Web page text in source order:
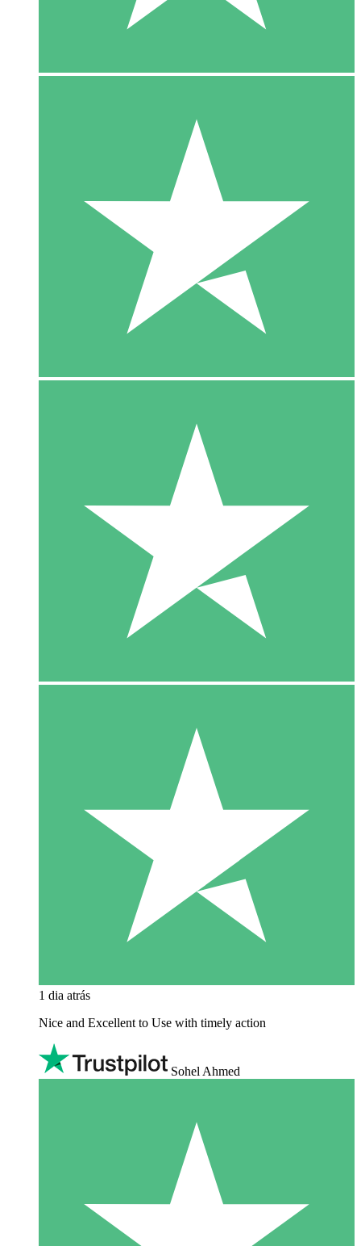
1 dia atrás
Nice and Excellent to Use with timely action
Sohel Ahmed